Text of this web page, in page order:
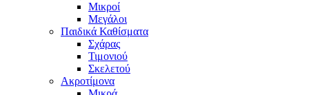
Μικροί
Μεγάλοι
Παιδικά Καθίσματα
Σχάρας
Τιμονιού
Σκελετού
Ακροτίμονα